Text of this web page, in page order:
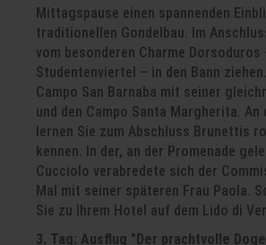
Mittagspause einen spannenden
traditionellen Gondelbau. Im
vom besonderen Charme Dorsoduros
Studentenviertel – in den Bann
Campo San Barnaba mit seiner
und den Campo Santa Margherita. An
lernen Sie zum Abschluss Brunettis
kennen. In der, an der Promenade
Cucciolo verabredete sich der
Mal mit seiner späteren Frau Paola.
Sie zu Ihrem Hotel auf dem Lido di
3. Tag: Ausflug "Der prachtvolle